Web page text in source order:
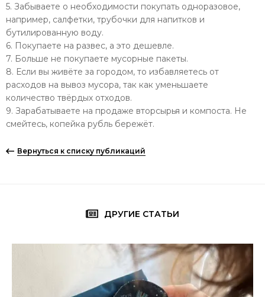
5. Забываете о необходимости покупать одноразовое,
например, салфетки, трубочки для напитков и
бутилированную воду.
6. Покупаете на развес, а это дешевле.
7. Больше не покупаете мусорные пакеты.
8. Если вы живёте за городом, то избавляетесь от
расходов на вывоз мусора, так как уменьшаете
количество твёрдых отходов.
9. Зарабатываете на продаже вторсырья и компоста. Не
смейтесь, копейка рубль бережёт.
Вернуться к списку публикаций
ДРУГИЕ СТАТЬИ